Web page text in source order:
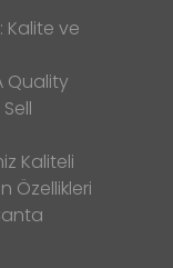
Kalite ve
Quality
Kaliteli
Özellikleri